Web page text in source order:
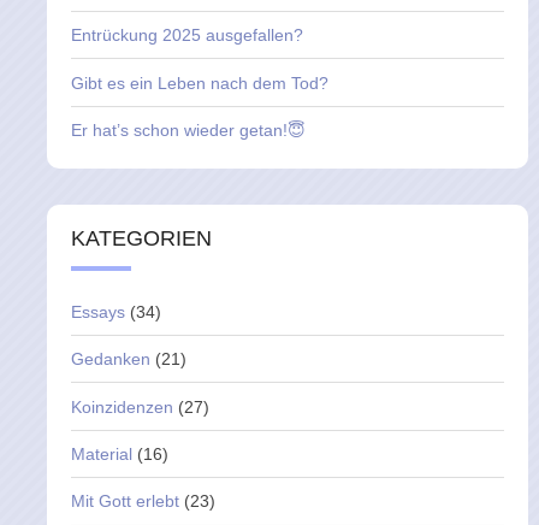
Entrückung 2025 ausgefallen?
Gibt es ein Leben nach dem Tod?
Er hat’s schon wieder getan!😇
KATEGORIEN
Essays (34)
Gedanken (21)
Koinzidenzen (27)
Material (16)
Mit Gott erlebt (23)